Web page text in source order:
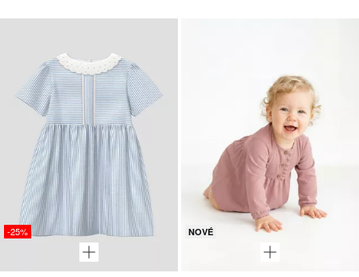
-25% NOVÉ